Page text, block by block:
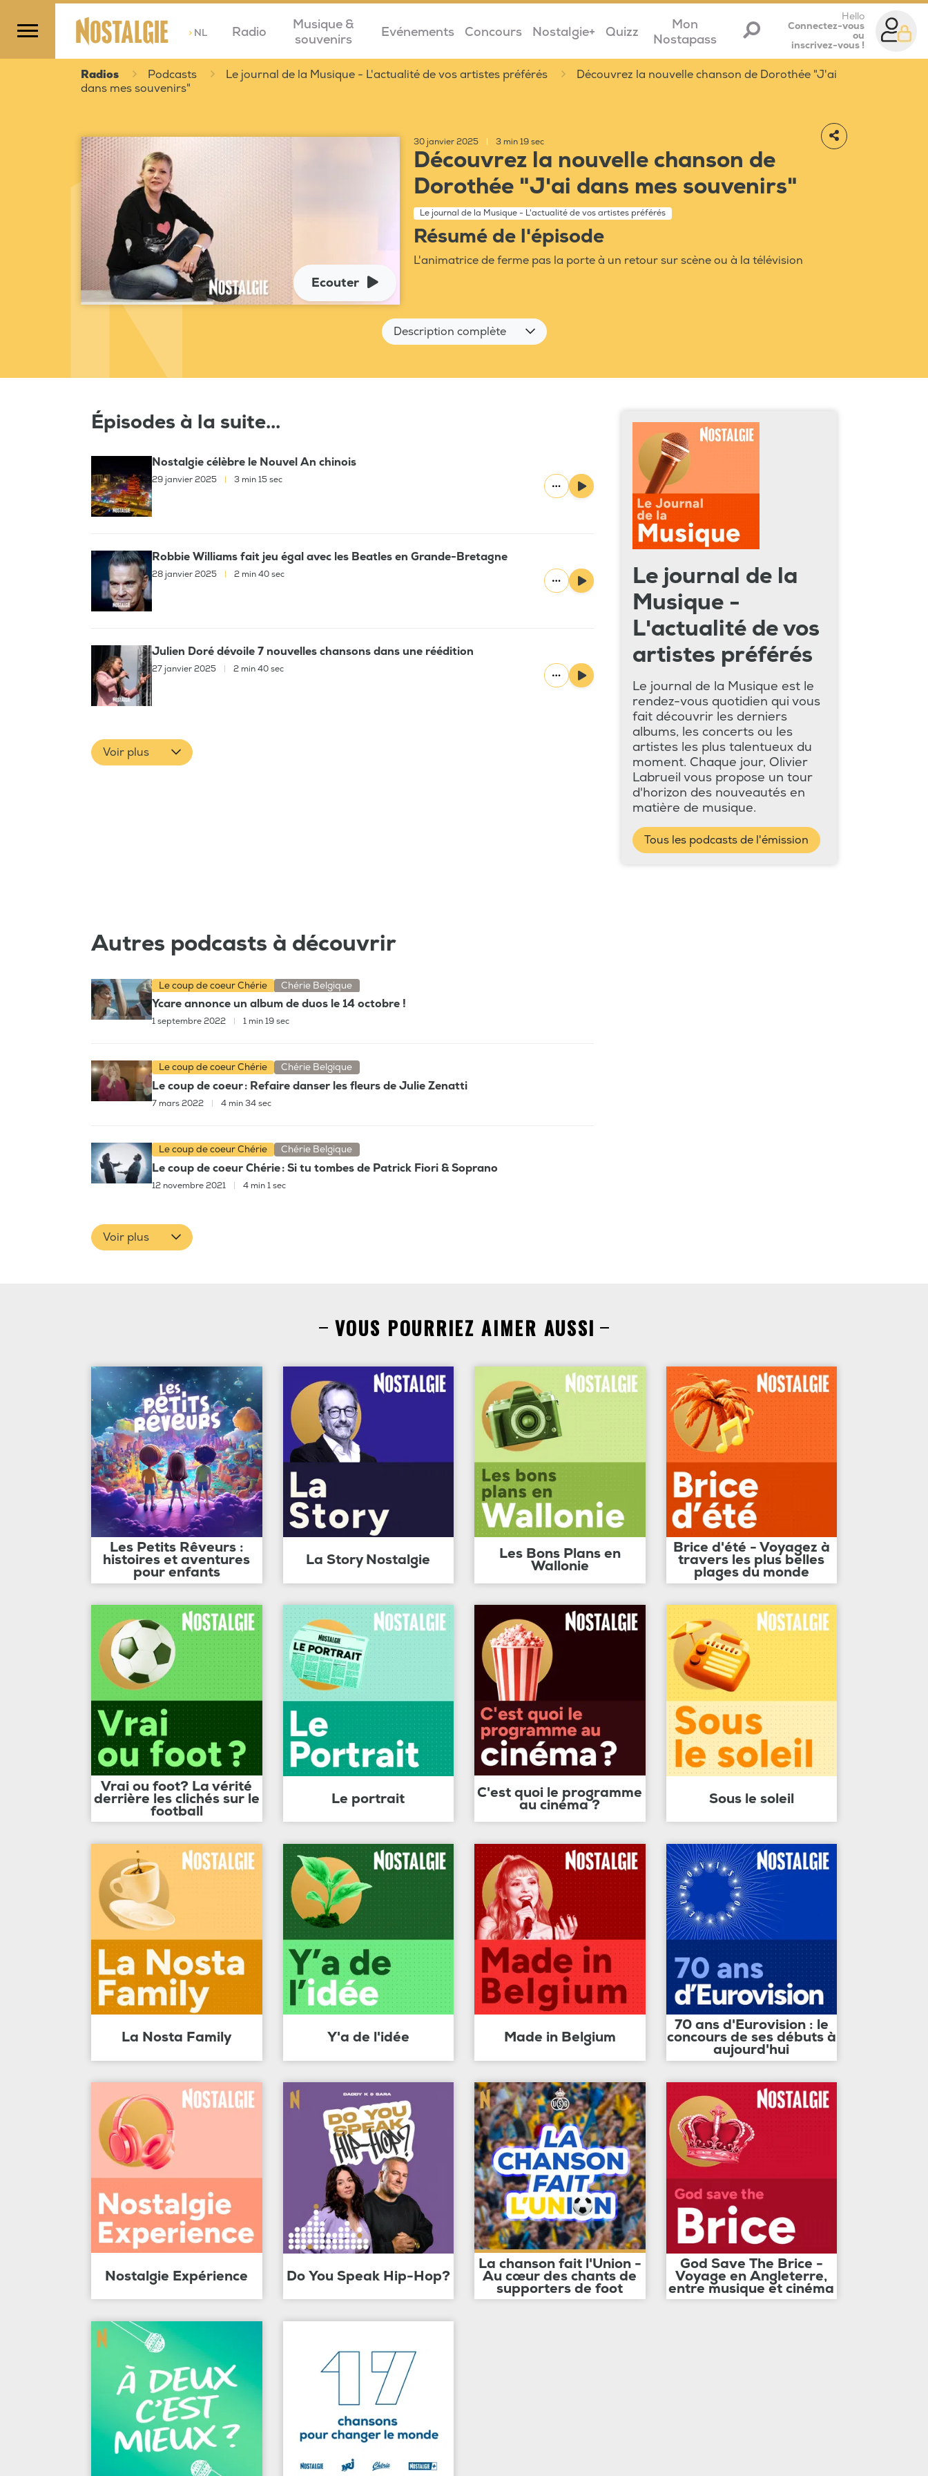
>NL Radio
Musique &
souvenirs
Evénements Concours Nostalgie+ Quizz
Mon
Nostapass
Hello
Connectez-vous
ou
inscrivez-vous !
Radios Podcasts Le journal de la Musique - L'actualité de vos artistes préférés
Découvrez la nouvelle chanson de Dorothée "J'ai
dans mes souvenirs"
Ecouter
30 janvier 2025 3 min 19 sec
Découvrez la nouvelle chanson de
Dorothée "J'ai dans mes souvenirs"
Le journal de la Musique - L'actualité de vos artistes préférés
Résumé de l'épisode
L'animatrice de ferme pas la porte à un retour sur scène ou à la télévision
Description complète
Épisodes à la suite...
Nostalgie célèbre le Nouvel An chinois
29 janvier 2025 | 3 min 15 sec
Robbie Williams fait jeu égal avec les Beatles en Grande-Bretagne
28 janvier 2025 | 2 min 40 sec
Julien Doré dévoile 7 nouvelles chansons dans une réédition
27 janvier 2025 | 2 min 40 sec
Voir plus
Le journal de la
Musique -
L'actualité de vos
artistes préférés
Le journal de la Musique est le
rendez-vous quotidien qui vous
fait découvrir les derniers
albums, les concerts ou les
artistes les plus talentueux du
moment. Chaque jour, Olivier
Labrueil vous propose un tour
d'horizon des nouveautés en
matière de musique.
Tous les podcasts de l'émission
Autres podcasts à découvrir
Le coup de coeur Chérie Chérie Belgique
Ycare annonce un album de duos le 14 octobre !
1 septembre 2022 1 min 19 sec
Le coup de coeur Chérie Chérie Belgique
Le coup de coeur : Refaire danser les fleurs de Julie Zenatti
7 mars 2022 4 min 34 sec
Le coup de coeur Chérie Chérie Belgique
Le coup de coeur Chérie : Si tu tombes de Patrick Fiori & Soprano
12 novembre 2021 4 min 1 sec
Voir plus
VOUS POURRIEZ AIMER AUSSI
Les Petits Rêveurs :
histoires et aventures
pour enfants
La Story Nostalgie Les Bons Plans en
Wallonie
Brice d'été - Voyagez à
travers les plus belles
plages du monde
Vrai ou foot? La vérité
derrière les clichés sur le
football
Le portrait C'est quoi le programme
au cinéma ? Sous le soleil
La Nosta Family Y'a de l'idée Made in Belgium
70 ans d'Eurovision : le
concours de ses débuts à
aujourd'hui
Nostalgie Expérience Do You Speak Hip-Hop?
La chanson fait l'Union -
Au cœur des chants de
supporters de foot
God Save The Brice -
Voyage en Angleterre,
entre musique et cinéma